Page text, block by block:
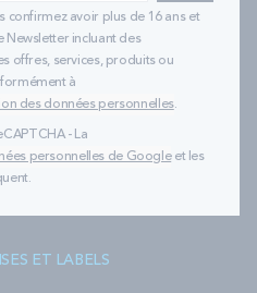
confirmez avoir plus de 16 ans et
Newsletter incluant des
offres, services, produits ou
à
des données personnelles.
- La
personnelles de Googleet les
ET LABELS